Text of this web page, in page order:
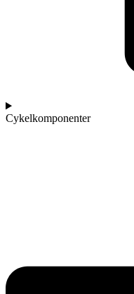
Cykelkomponenter